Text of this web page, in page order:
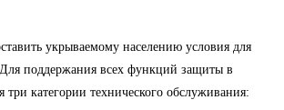
укрываемому населению условия для
поддержания всех функций защиты в
три категории технического обслуживания: